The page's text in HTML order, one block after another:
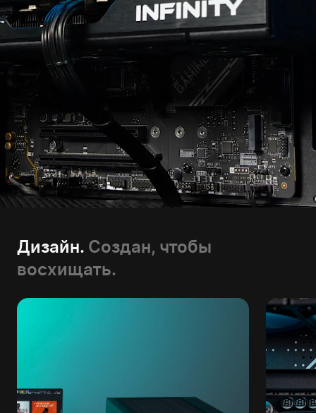
Дизайн. Создан, чтобы
восхищать.